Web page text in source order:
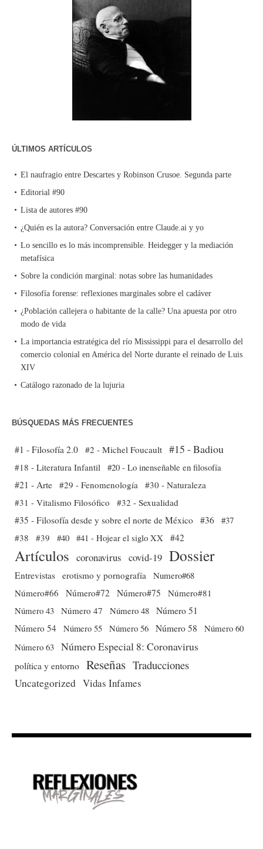
ÚLTIMOS ARTÍCULOS
El naufragio entre Descartes y Robinson Crusoe. Segunda parte
Editorial #90
Lista de autores #90
¿Quién es la autora? Conversación entre Claude.ai y yo
Lo sencillo es lo más incomprensible. Heidegger y la mediación
metafísica
Sobre la condición marginal: notas sobre las humanidades
Filosofía forense: reflexiones marginales sobre el cadáver
¿Población callejera o habitante de la calle? Una apuesta por otro
modo de vida
La importancia estratégica del río Mississippi para el desarrollo del
comercio colonial en América del Norte durante el reinado de Luis
XIV
Catálogo razonado de la lujuria
BÚSQUEDAS MÁS FRECUENTES
#1 - Filosofía 2.0 #2 - Michel Foucault #15 - Badiou
#18 - Literatura Infantil #20 - Lo inenseñable en filosofía
#21 - Arte #29 - Fenomenología
#30 - Naturaleza
#31 - Vitalismo Filosófico
#32 - Sexualidad
#35 - Filosofía desde y sobre el norte de México #36 #37
#38
#39 #40 #41 - Hojear el siglo XX #42
Artículos coronavirus covid-19 Dossier
Entrevistas erotismo y pornografía
Numero#68
Número#66
Número#72 Número#75
Número#81
Número 43 Número 47 Número 48 Número 51
Número 54 Número 55 Número 56 Número 58
Número 60
Número 63 Número Especial 8: Coronavirus
política y entorno Reseñas Traducciones
Uncategorized Vidas Infames